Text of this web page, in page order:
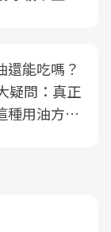
還能吃嗎？
疑問：真正
種用油方